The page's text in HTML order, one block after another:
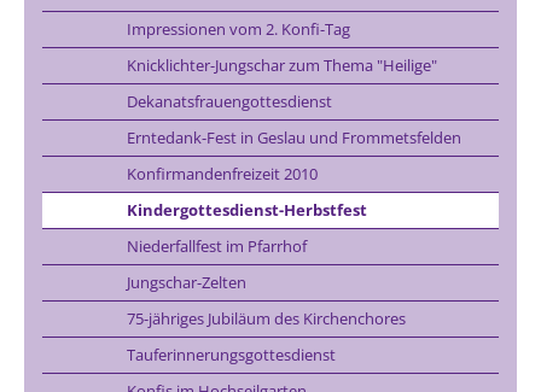
Impressionen vom 2. Konfi-Tag
Knicklichter-Jungschar zum Thema "Heilige"
Dekanatsfrauengottesdienst
Erntedank-Fest in Geslau und Frommetsfelden
Konfirmandenfreizeit 2010
Kindergottesdienst-Herbstfest
Niederfallfest im Pfarrhof
Jungschar-Zelten
75-jähriges Jubiläum des Kirchenchores
Tauferinnerungsgottesdienst